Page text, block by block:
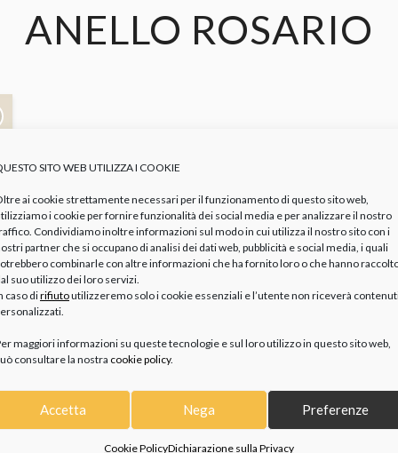
SITO WEB UTILIZZA I COOKIE
ai cookie strettamente necessari per il funzionamento di questo sito web,
i cookie per fornire funzionalità dei social media e per analizzare il nostro
Condividiamo inoltre informazioni sul modo in cui utilizza il nostro sito con i
partner che si occupano di analisi dei dati web, pubblicità e social media, i quali
combinarle con altre informazioni che ha fornito loro o che hanno
suo utilizzo dei loro servizi.
caso dirifiutoutilizzeremo solo i cookie essenziali e l’utente non riceverà
maggiori informazioni su queste tecnologie e sul loro utilizzo in questo sito web,
consultare la nostra cookie policy.
Accetta Nega Preferenze
Cookie PolicyDichiarazione sulla Privacy
ANELLO ROSARIO